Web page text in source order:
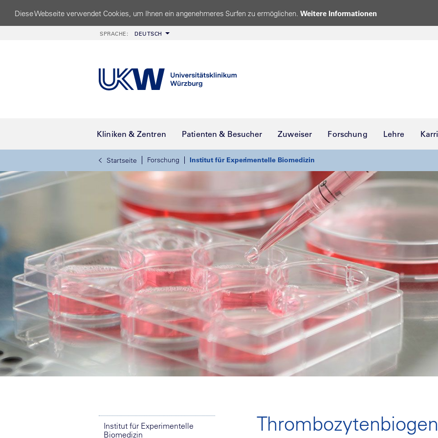
Diese Webseite verwendet Cookies, um Ihnen ein angenehmeres Surfen zu ermöglichen. Weitere Informationen
SPRACHE: DEUTSCH
Kliniken & Zentren Patienten & Besucher Zuweiser Forschung Lehre
Startseite Forschung Institut für Experimentelle Biomedizin
Institut für Experimentelle
Biomedizin